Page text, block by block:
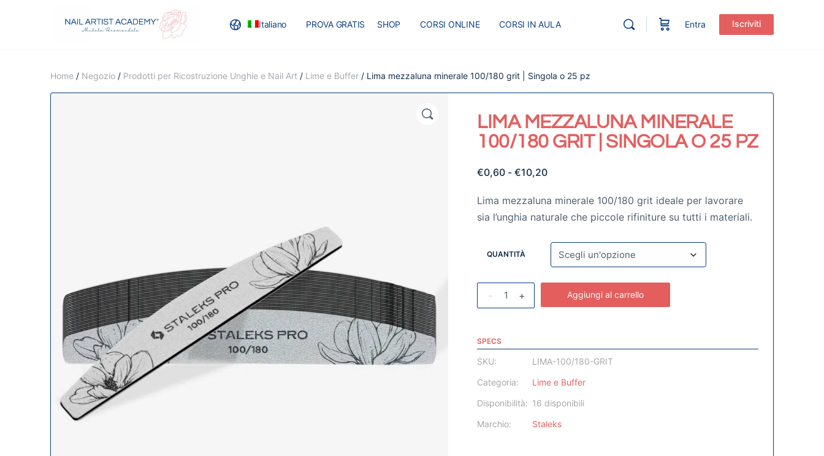
Italiano PROVA GRATIS SHOP CORSI ONLINE CORSI IN AULA
RECENSIONI MASTER BLOG
Entra Iscriviti
Home / Negozio / Prodotti per Ricostruzione Unghie e Nail Art / Lime e Buffer / Lima mezzaluna minerale 100/180 grit | Singola o 25 pz
🔍
LIMA MEZZALUNA MINERALE
100/180 GRIT | SINGOLA O 25 PZ
€0,60 - €10,20
Lima mezzaluna minerale 100/180 grit ideale per lavorare
sia l’unghia naturale che piccole rifiniture su tutti i materiali.
QUANTITÀ
- + Aggiungi al carrello
SPECS
SKU:
LIMA-100/180-GRIT
Categoria:
Lime e Buffer
Disponibilità: 16 disponibili
Marchio:
Staleks